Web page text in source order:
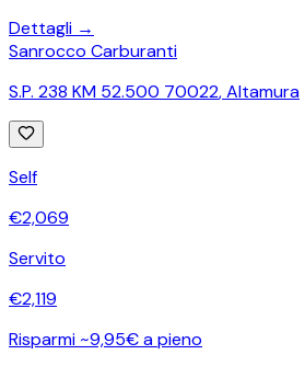
Dettagli →
Sanrocco Carburanti
S.P. 238 KM 52.500 70022,Altamura
Self
€2,069
Servito
€2,119
Risparmi ~9,95€ a pieno